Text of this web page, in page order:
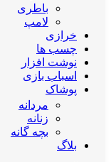
باطری
لامپ
خرازی
چسب ها
نوشت افزار
اسباب بازی
پوشاک
مردانه
زنانه
بچه گانه
بلاگ